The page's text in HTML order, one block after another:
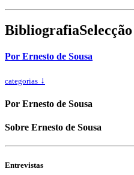
BibliografiaSelecção
Por Ernesto de Sousa
categorias ↓
Por Ernesto de Sousa
Sobre Ernesto de Sousa
Entrevistas